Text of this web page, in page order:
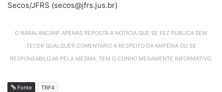
Secos/JFRS (secos@jfrs.jus.br)
O NABALANCANF APENAS REPOSTA A NOTÍCIA QUE SE FEZ PÚBLICA SEM
TECER QUALQUER COMENTÁRIO A RESPEITO DA MATÉRIA OU SE
RESPONSABILIZAR PELA MESMA. TEM O CUNHO MERAMENTE INFORMATIVO.
Fonte TRF4